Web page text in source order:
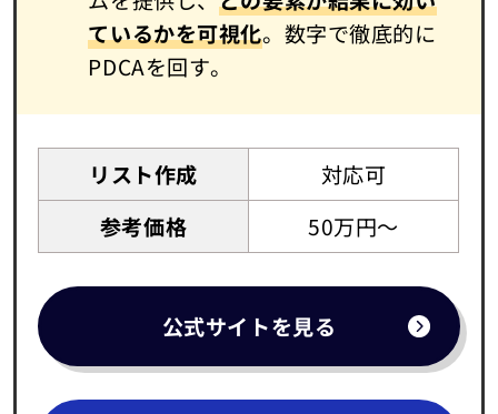
ているかを可視化。数字で徹底的に
PDCAを回す。
リスト作成
対応可
参考価格
50万円～
公式サイトを見る